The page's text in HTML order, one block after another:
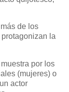
de los
la
por los
(mujeres) o
actor